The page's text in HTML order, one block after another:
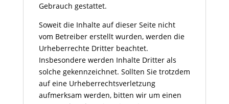
Gebrauch gestattet.
Soweit die Inhalte auf dieser Seite nicht
vom Betreiber erstellt wurden, werden die
Urheberrechte Dritter beachtet.
Insbesondere werden Inhalte Dritter als
solche gekennzeichnet. Sollten Sie trotzdem
auf eine Urheberrechtsverletzung
aufmerksam werden, bitten wir um einen